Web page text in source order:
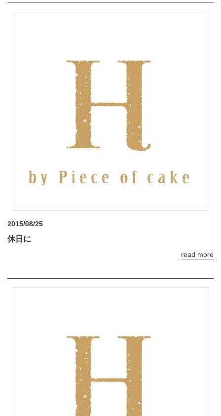
2015/08/25
休日に
read more